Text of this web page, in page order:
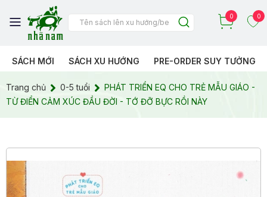
0 0
SÁCH MỚI SÁCH XU HƯỚNG PRE-ORDER SUY TƯỞNG
Trang chủ 0-5 tuổi
PHÁT TRIỂN EQ CHO TRẺ MẪU GIÁO -
TỪ ĐIỂN CẢM XÚC ĐẦU ĐỜI - TỚ ĐỠ BỰC RỒI NÀY